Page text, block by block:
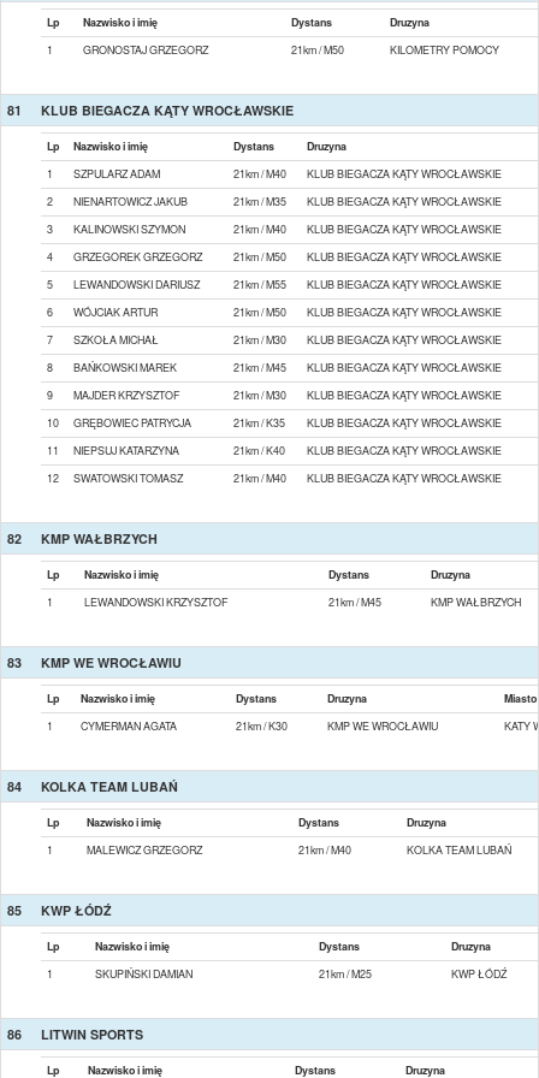
Lp Nazwisko i imię Dystans
Druzyna
1
GRONOSTAJ GRZEGORZ 21km / M50 KILOMETRY POMOCY
81 KLUB BIEGACZA KĄTY WROCŁAWSKIE
Lp Nazwisko i imię Dystans
Druzyna
1
SZPULARZ ADAM 21km / M40
KLUB BIEGACZA KĄTY WROCŁAWSKIE
2
NIENARTOWICZ JAKUB 21km / M35
KLUB BIEGACZA KĄTY WROCŁAWSKIE
3
KALINOWSKI SZYMON 21km / M40
KLUB BIEGACZA KĄTY WROCŁAWSKIE
4
GRZEGOREK GRZEGORZ 21km / M50
KLUB BIEGACZA KĄTY WROCŁAWSKIE
5
LEWANDOWSKI DARIUSZ 21km / M55
KLUB BIEGACZA KĄTY WROCŁAWSKIE
6
WÓJCIAK ARTUR 21km / M50
KLUB BIEGACZA KĄTY WROCŁAWSKIE
7
SZKOŁA MICHAŁ 21km / M30
KLUB BIEGACZA KĄTY WROCŁAWSKIE
8
BAŃKOWSKI MAREK 21km / M45
KLUB BIEGACZA KĄTY WROCŁAWSKIE
9
MAJDER KRZYSZTOF 21km / M30
KLUB BIEGACZA KĄTY WROCŁAWSKIE
10
GRĘBOWIEC PATRYCJA 21km / K35
KLUB BIEGACZA KĄTY WROCŁAWSKIE
11
NIEPSUJ KATARZYNA 21km / K40
KLUB BIEGACZA KĄTY WROCŁAWSKIE
12
SWATOWSKI TOMASZ 21km / M40 KLUB BIEGACZA KĄTY WROCŁAWSKIE
82 KMP WAŁBRZYCH
Lp Nazwisko i imię Dystans
Druzyna
1
LEWANDOWSKI KRZYSZTOF 21km / M45 KMP WAŁBRZYCH
83 KMP WE WROCŁAWIU
Lp Nazwisko i imię Dystans Druzyna
Miasto
1
CYMERMAN AGATA 21km / K30 KMP WE WROCŁAWIU KATY
84 KOLKA TEAM LUBAŃ
Lp Nazwisko i imię Dystans
Druzyna
1
MALEWICZ GRZEGORZ 21km / M40 KOLKA TEAM LUBAŃ
85 KWP ŁÓDŹ
Lp Nazwisko i imię Dystans
Druzyna
1
SKUPIŃSKI DAMIAN 21km / M25 KWP ŁÓDŹ
86 LITWIN SPORTS
Lp Nazwisko i imię Dystans
Druzyna